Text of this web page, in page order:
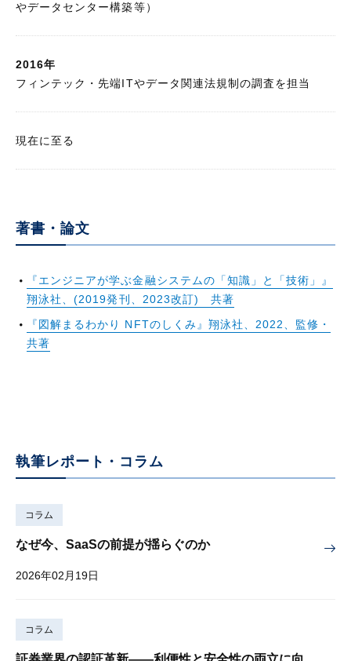
やデータセンター構築等）
2016年
フィンテック・先端ITやデータ関連法規制の調査を担当
現在に至る
著書・論文
『エンジニアが学ぶ金融システムの「知識」と「技術」』
翔泳社、(2019発刊、2023改訂) 共著
『図解まるわかり NFTのしくみ』翔泳社、2022、監修・
共著
執筆レポート・コラム
コラム
なぜ今、SaaSの前提が揺らぐのか
2026年02月19日
コラム